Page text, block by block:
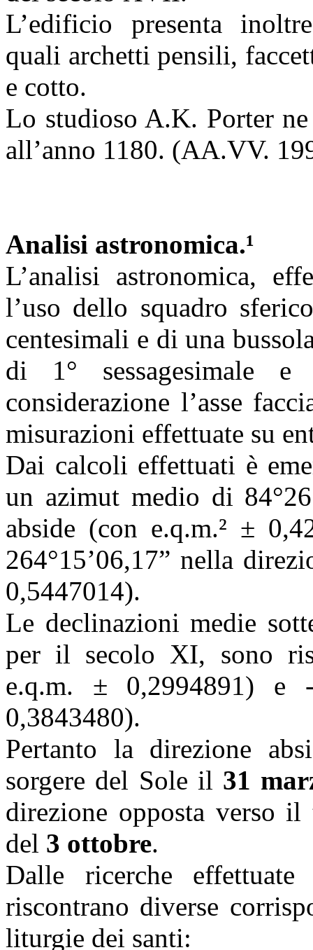
L’edificio presenta
quali archetti pensili,
e cotto.
Lo studioso A.K. Porter
all’anno 1180. (AA.VV.
Analisi astronomica.¹
L’analisi astronomica,
l’uso dello squadro
centesimali e di una
di 1° sessagesimale
considerazione l’asse
misurazioni effettuate su
Dai calcoli effettuati è
un azimut medio di
abside (con e.q.m.² ±
264°15’06,17” nella
0,5447014).
Le declinazioni medie
per il secolo XI, sono
e.q.m. ± 0,2994891) e
0,3843480).
Pertanto la direzione
sorgere del Sole il 31
direzione opposta verso
del 3 ottobre.
Dalle ricerche
riscontrano diverse
liturgie dei santi: